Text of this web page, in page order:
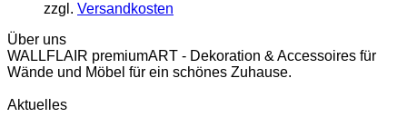
zzgl. Versandkosten
Über uns
WALLFLAIR premiumART - Dekoration & Accessoires für
Wände und Möbel für ein schönes Zuhause.
Aktuelles